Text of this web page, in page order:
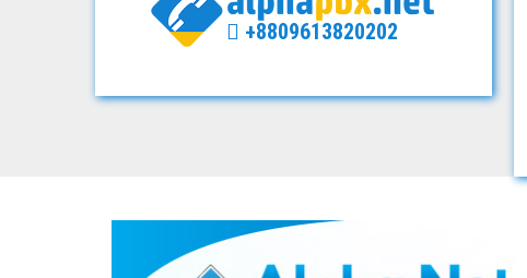
+8809613820202